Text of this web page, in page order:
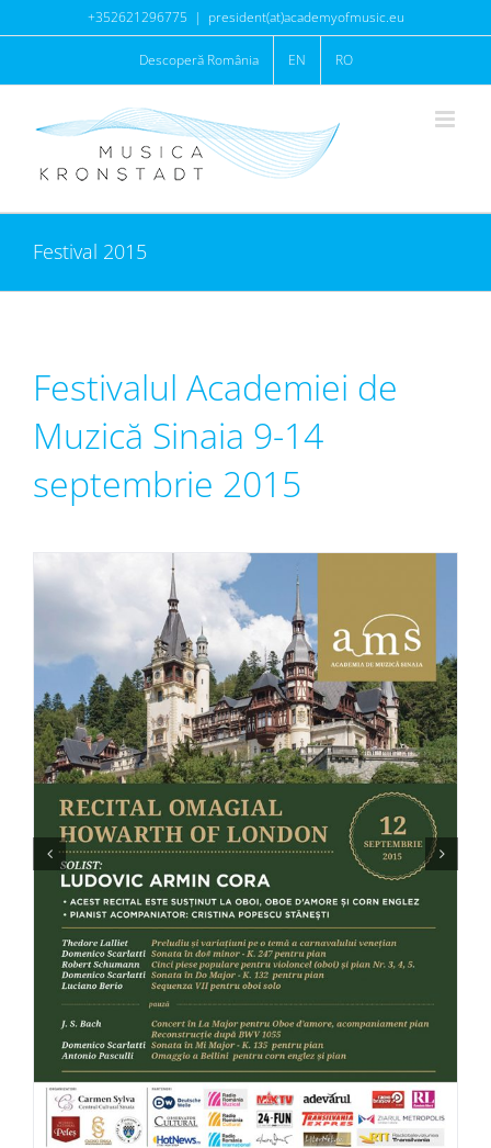
to
+352621296775 | president(at)academyofmusic.eu
Descoperă România EN RO
Festival 2015
Festivalul Academiei de
Muzică Sinaia 9-14
septembrie 2015